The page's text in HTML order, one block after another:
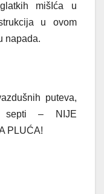
mišIća u
u ovom
napada.
puteva,
septi – NIJE
PLUĆA!